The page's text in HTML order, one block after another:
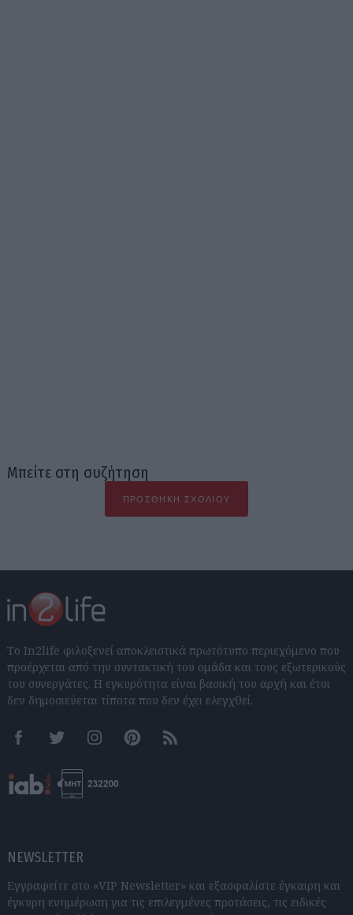
Μπείτε στη συζήτηση
ΠΡΟΣΘΉΚΗ ΣΧΟΛΊΟΥ
Το In2life φιλοξενεί αποκλειστικά πρωτότυπο περιεχόμενο που
προέρχεται από την συντακτική του ομάδα και τους εξωτερικούς
του συνεργάτες. Η εγκυρότητα είναι βασική του αρχή και έτσι
δεν δημοσιεύεται τίποτα που δεν έχει ελεγχθεί.
FacebookTwitter InstagramPinterestRSS feeds
NEWSLETTER
Εγγραφείτε στο «VIP Newsletter» και εξασφαλίστε έγκαιρη και
έγκυρη ενημέρωση για τις επιλεγμένες προτάσεις, τις ειδικές